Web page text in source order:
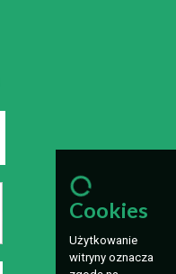
Cookies
Użytkowanie
witryny oznacza